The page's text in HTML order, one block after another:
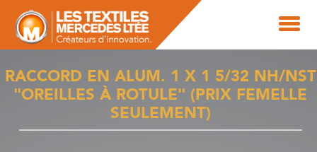
RACCORD EN ALUM. 1 X 1 5/32 NH/NST
"OREILLES À ROTULE" (PRIX FEMELLE
SEULEMENT)